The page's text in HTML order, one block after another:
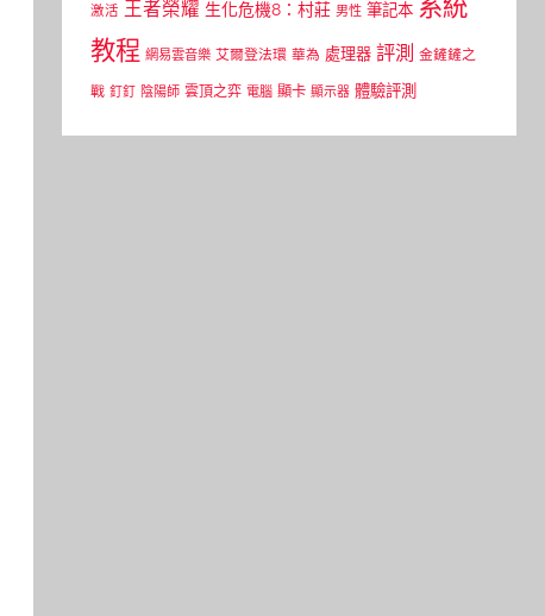
激活 王者榮耀 生化危機8：村莊 男性 筆記本 系統
教程 網易雲音樂 艾爾登法環 華為 處理器 評測 金鏟鏟之
戰 釘釘 陰陽師 雲頂之弈 電腦 顯卡 顯示器 體驗評測